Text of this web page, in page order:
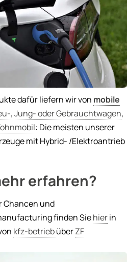
dafür liefern wir von mobile
, Jung- oder Gebrauchtwagen,
: Die meisten unserer
mit Hybrid- /Elektroantrieb
erfahren?
Chancen und
finden Siehierin
kfz-betriebüberZF